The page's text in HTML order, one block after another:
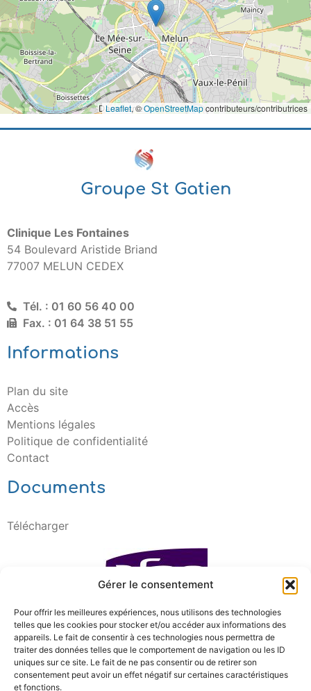
Gérer le consentement
Pour offrir les meilleures expériences, nous utilisons des technologies
telles que les cookies pour stocker et/ou accéder aux informations des
appareils. Le fait de consentir à ces technologies nous permettra de
traiter des données telles que le comportement de navigation ou les ID
uniques sur ce site. Le fait de ne pas consentir ou de retirer son
consentement peut avoir un effet négatif sur certaines caractéristiques
et fonctions.
Leaflet, ©OpenStreetMapcontributeurs/contributrices
Groupe St Gatien
Clinique Les Fontaines
54 Boulevard Aristide Briand
77007 MELUN CEDEX
Tél. : 01 60 56 40 00
Fax. : 01 64 38 51 55
Informations
Plan du site
Accès
Mentions légales
Politique de confidentialité
Contact
Documents
Télécharger